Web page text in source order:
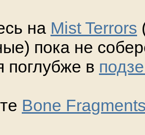
на Mist Terrors
пока не
поглубже в
Bone